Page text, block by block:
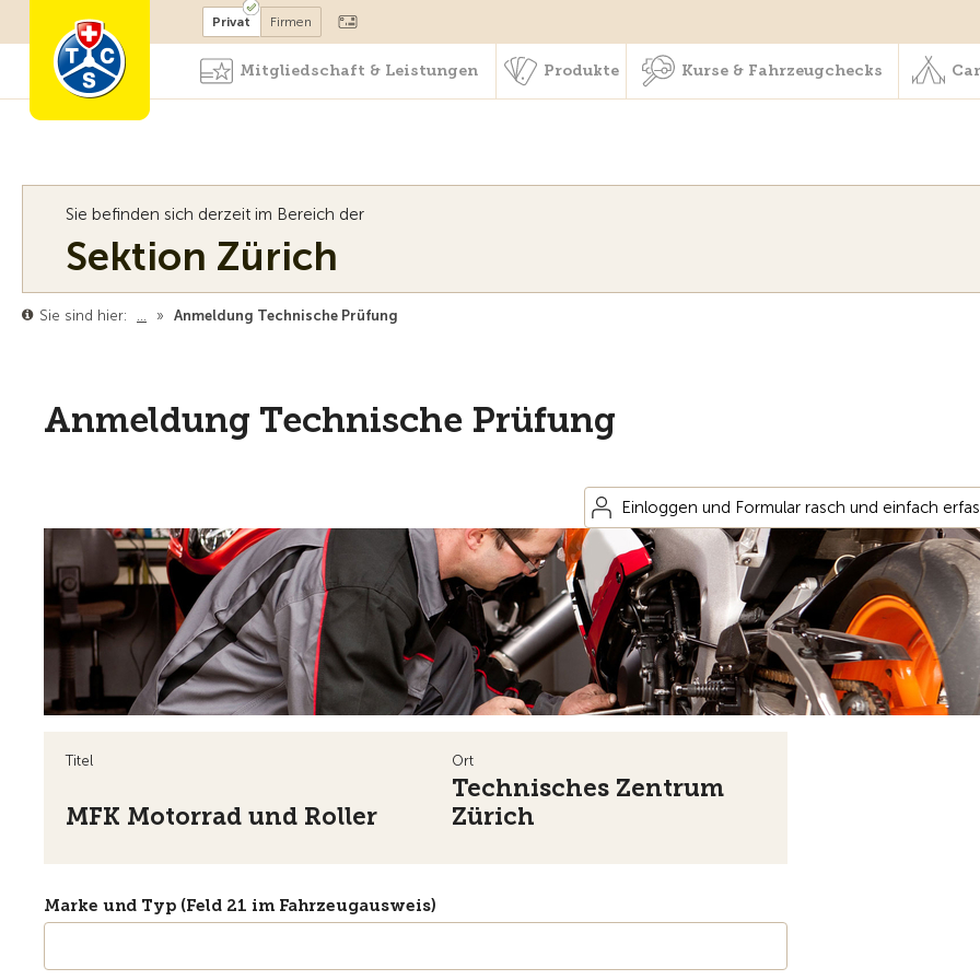
Mitglied werden
Privat Firmen
Mitgliedschaft & Leistungen Produkte Kurse & Fahrzeugchecks
Sie befinden sich derzeit im Bereich der
Sektion Zürich
Sie sind hier: … » Anmeldung Technische Prüfung
Anmeldung Technische Prüfung
Einloggen und Formular rasch und einfach
Titel Ort
MFK Motorrad und Roller
Technisches Zentrum
Zürich
Marke und Typ (Feld 21 im Fahrzeugausweis)